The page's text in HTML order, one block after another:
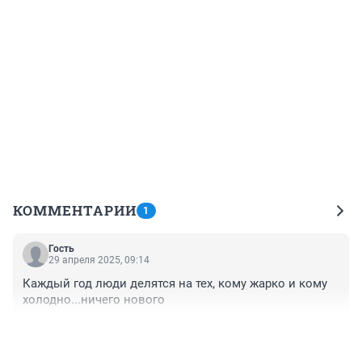
КОММЕНТАРИИ 1
Гость
29 апреля 2025, 09:14
Каждый год люди делятся на тех, кому жарко и кому
холодно...ничего нового